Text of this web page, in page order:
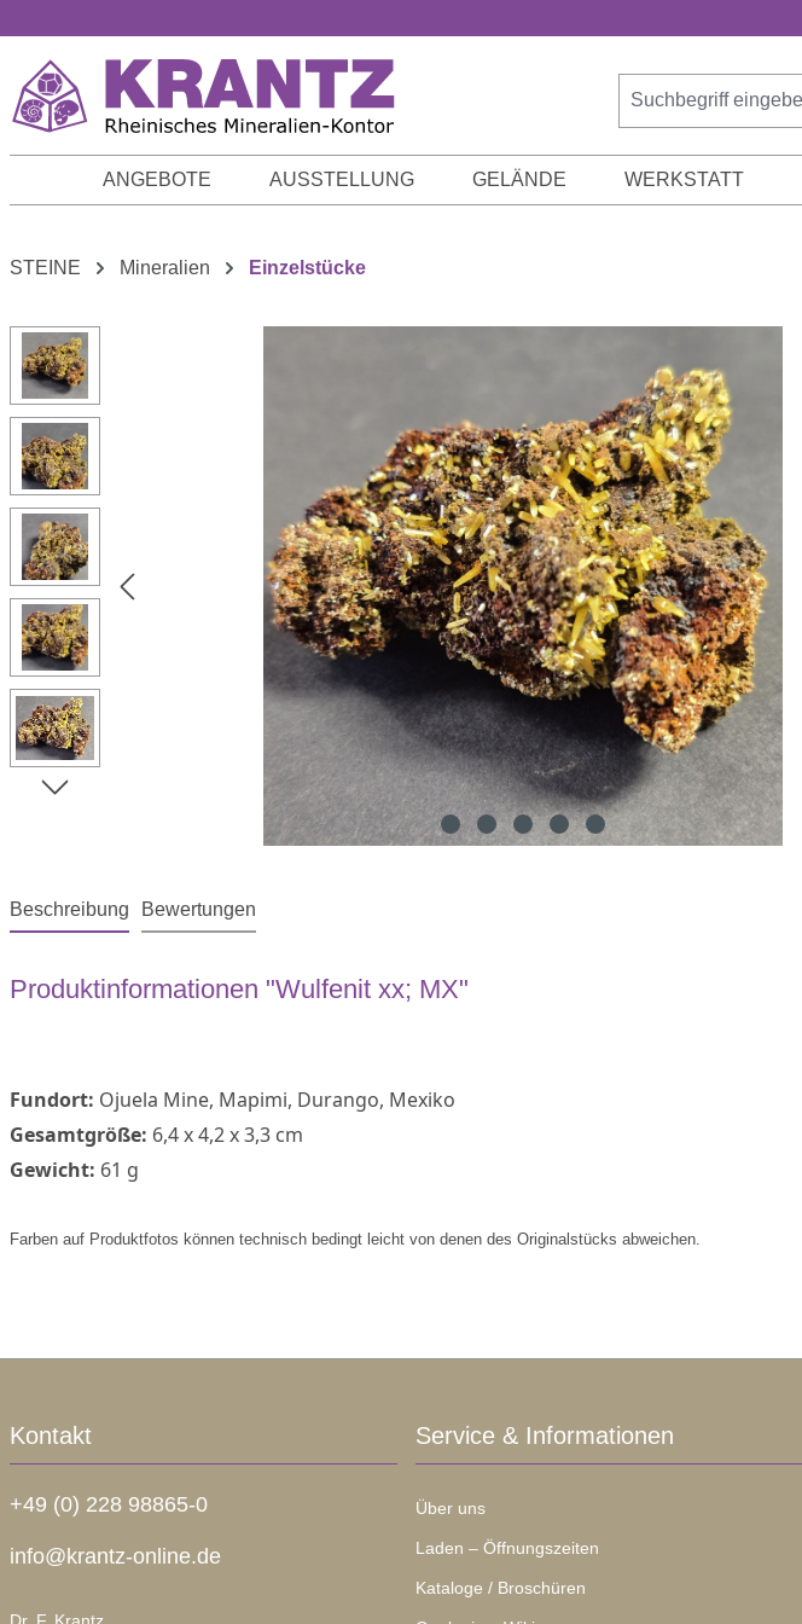
ANGEBOTE AUSSTELLUNG GELÄNDE WERKSTATT
STEINE Mineralien Einzelstücke
Beschreibung Bewertungen
Produktinformationen "Wulfenit xx; MX"
Fundort: Ojuela Mine, Mapimi, Durango, Mexiko
Gesamtgröße: 6,4 x 4,2 x 3,3 cm
Gewicht: 61 g
Farben auf Produktfotos können technisch bedingt leicht von denen des Originalstücks abweichen.
Kontakt
+49 (0) 228 98865-0
info@krantz-online.de
Service & Informationen
Über uns
Laden – Öffnungszeiten
Kataloge / Broschüren